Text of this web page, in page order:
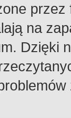
na
Dzięki